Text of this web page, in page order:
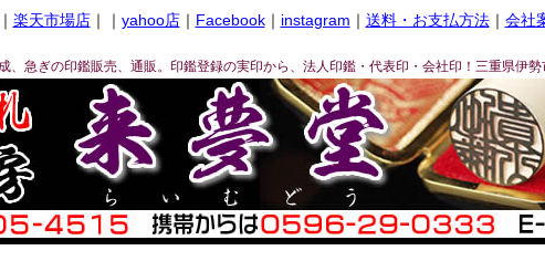
楽天市場店｜｜ yahoo店｜ Facebook｜ instagram ｜ 送料・お支払方法｜ 会社
、急ぎの印鑑販売、通販。印鑑登録の実印から、法人印鑑・代表印・会社印！三重県伊